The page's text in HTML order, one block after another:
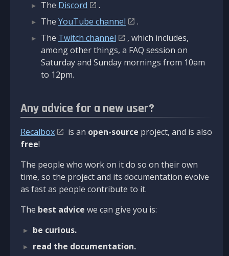
The Discord
.
The YouTube channel
.
The Twitch channel
, which includes,
among other things, a FAQ session on
Saturday and Sunday mornings from 10am
to 12pm.
Any advice for a new user?
Recalbox is an open-source project, and is also
free!
The people who work on it do so on their own
time, so the project and its documentation evolve
as fast as people contribute to it.
The best advice we can give you is:
be curious.
read the documentation.